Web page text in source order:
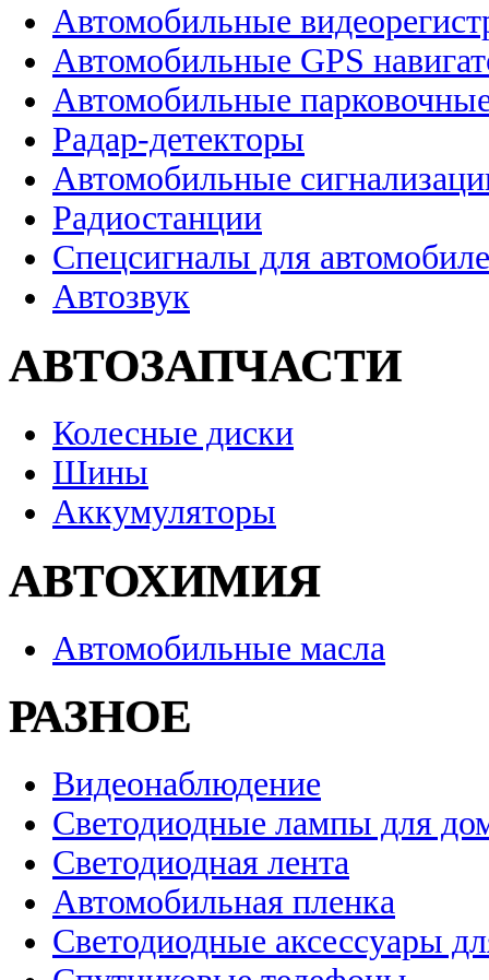
Автомобильные
Автомобильные GPS
Автомобильные
Радар-детекторы
Автомобильные
Радиостанции
Спецсигналы для
Автозвук
АВТОЗАПЧАСТИ
Колесные диски
Шины
Аккумуляторы
АВТОХИМИЯ
Автомобильные масла
РАЗНОЕ
Видеонаблюдение
Светодиодные лампы для
Светодиодная лента
Автомобильная пленка
Светодиодные аксессуары